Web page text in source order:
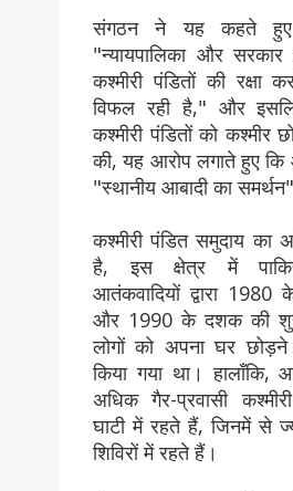
संगठन ने यह कहते हुए
"न्यायपालिका और सरकार
कश्मीरी पंडितों की रक्षा
विफल रही है," और
कश्मीरी पंडितों को कश्मीर
की, यह आरोप लगाते हुए कि
"स्थानीय आबादी का
कश्मीरी पंडित समुदाय का
है, इस क्षेत्र में
आतंकवादियों द्वारा
और 1990 के दशक की
लोगों को अपना घर
किया गया था।
अधिक गैर-प्रवासी
घाटी में रहते हैं, जिनमें से
शिविरों में रहते हैं।